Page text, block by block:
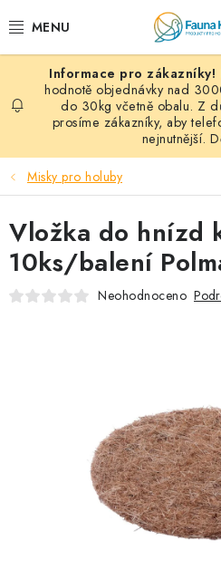
na
PAPOUŠCI A EXOTI
ZRNINY A OBILOVINY
MDM KRMIVA
BLOG
KONTAKT
hodnotě objednávky nad
do 30kg včetně obalu. Z
prosíme zákazníky, aby
nejnutnější.
Misky pro holuby
Vložka do hnízd
10ks/balení
Neohodnoceno